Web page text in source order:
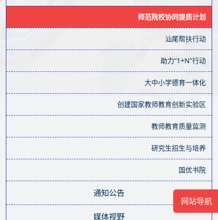
网站导航
师范院校协同提质计划
汕尾帮扶行动
助力“1+N”行动
大中小学德育一体化
创建国家教师教育创新实验区
教师教育质量监测
研究生招生与培养
国优书院
通知公告
媒体视野